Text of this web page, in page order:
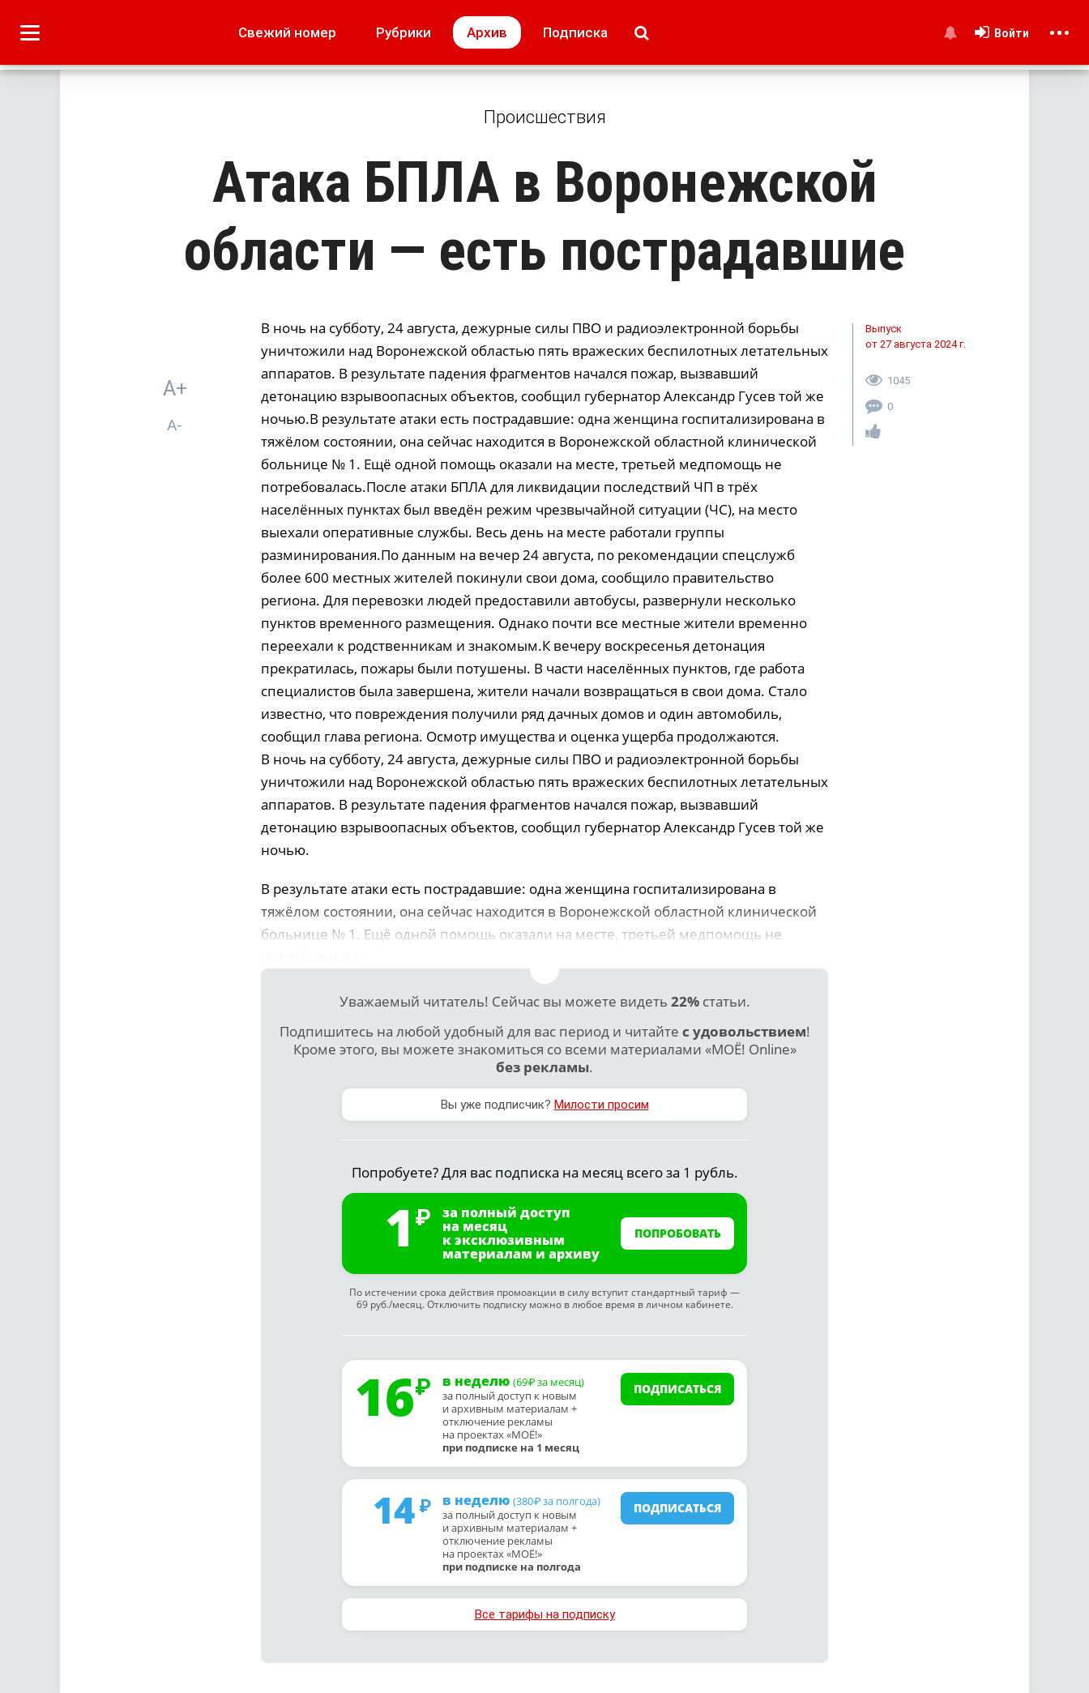
Свежий номер Рубрики Архив Подписка Войти
Лето наших читателей
МОЁ! Плюс Липецк
Образование + карьера
Свадьба недели
Происшествия
Атака БПЛА в Воронежской
области — есть пострадавшие
A+
A-
В ночь на субботу, 24 августа, дежурные силы ПВО и радиоэлектронной борьбы
уничтожили над Воронежской областью пять вражеских беспилотных летательных
аппаратов. В результате падения фрагментов начался пожар, вызвавший
детонацию взрывоопасных объектов, сообщил губернатор Александр Гусев той же
ночью.В результате атаки есть пострадавшие: одна женщина госпитализирована в
тяжёлом состоянии, она сейчас находится в Воронежской областной клинической
больнице № 1. Ещё одной помощь оказали на месте, третьей медпомощь не
потребовалась.После атаки БПЛА для ликвидации последствий ЧП в трёх
населённых пунктах был введён режим чрезвычайной ситуации (ЧС), на место
выехали оперативные службы. Весь день на месте работали группы
разминирования.По данным на вечер 24 августа, по рекомендации спецслужб
более 600 местных жителей покинули свои дома, сообщило правительство
региона. Для перевозки людей предоставили автобусы, развернули несколько
пунктов временного размещения. Однако почти все местные жители временно
переехали к родственникам и знакомым.К вечеру воскресенья детонация
прекратилась, пожары были потушены. В части населённых пунктов, где работа
специалистов была завершена, жители начали возвращаться в свои дома. Стало
известно, что повреждения получили ряд дачных домов и один автомобиль,
сообщил глава региона. Осмотр имущества и оценка ущерба продолжаются.
В ночь на субботу, 24 августа, дежурные силы ПВО и радиоэлектронной борьбы
уничтожили над Воронежской областью пять вражеских беспилотных летательных
аппаратов. В результате падения фрагментов начался пожар, вызвавший
детонацию взрывоопасных объектов, сообщил губернатор Александр Гусев той же
ночью.
В результате атаки есть пострадавшие: одна женщина госпитализирована в
тяжёлом состоянии, она сейчас находится в Воронежской областной клинической
больнице № 1. Ещё одной помощь оказали на месте, третьей медпомощь не
Уважаемый читатель! Сейчас вы можете видеть 22%статьи.
Подпишитесь на любой удобный для вас период и читайте с удовольствием!
Кроме этого, вы можете знакомиться со всеми материалами «МОЁ! Online»
без рекламы.
Вы уже подписчик? Милости просим
Попробуете? Для вас подписка на месяц всего за 1 рубль.
1 за полный доступ
на месяц
к эксклюзивным
материалам и архиву
ПОПРОБОВАТЬ
По истечении срока действия промоакции в силу вступит стандартный тариф —
69 руб./месяц. Отключить подписку можно в любое время в личном кабинете.
16 в неделю (69₽ за месяц)
за полный доступ к новым
и архивным материалам +
отключение рекламы
на проектах «МОЁ!»
при подписке на 1 месяц
ПОДПИСАТЬСЯ
14 в неделю (380₽ за полгода)
за полный доступ к новым
и архивным материалам +
отключение рекламы
на проектах «МОЁ!»
при подписке на полгода
ПОДПИСАТЬСЯ
Все тарифы на подписку
Выпуск
от 27 августа 2024 г.
1045
0